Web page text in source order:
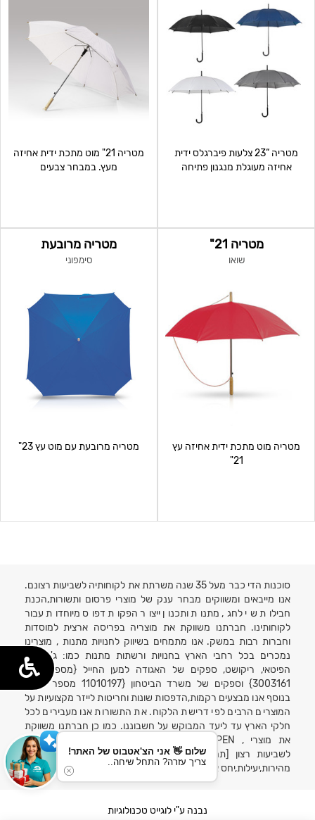
מטריה “23 צלעות פיברגלס ידית
אחיזה מעוגלת מנגנון פתיחה
מטריה 21" מוט מתכת ידית אחיזה
מעץ. במבחר צבעים
מטריה 21"
שואו
מטריה מוט מתכת ידית אחיזה עץ
21"
מטריה מרובעת
סימפוני
מטריה מרובעת עם מוט עץ 23"
סוכנות הדי כבר מעל 35 שנה משרתת את לקוחותיה לשביעות רצונם.
אנו מייבאים ומשווקים מבחר ענק של מוצרי פרסום ותשורות,הכנת
חבילות שי לחג, מתנות ותכנון ייצור הפקות דפוס מיוחדות עבור
לקוחותינו. חברתנו משווקת את מוצריה בפריסה ארצית למוסדות
וחברות רבות במשק. אנו מתמחים בשיווק לחנויות מתנות , מוצרינו
נמכרים בכל רחבי הארץ בחנויות ורשתות מתנות כמו: ג'נטלמן,
הפיטאי, ריקושט, ספקים של האגודה למען החייל {מספר ספק
3003161} וספקים של משרד הביטחון {11010197 מספר ספק}
בנוסף אנו מבצעים רקמות,הדפסות שונות וחריטות לייזר מקצועיות על
המוצרים הרבים לפי דרישת הלקוח. את התשורות אנו מעבירים לכל
חלקי הארץ עד ליעד המבוקש על חשבוננו. כמו כן חברתנו משווקת
את מוצרי , MARCO VITALY,POLO, X-PEN בישראל. אחריות
לשביעות רצון [תמורה מפתיעה לטובה תמורת הסכום ששולם}
מהירות,יעילות,יחס אישי,אמינות ומקצועי באחריות!!!
נבנה ע"י לוגייט טכנולוגיות
שלום 👋 אני הצ'אטבוט של האתר!
צריך עזרה? התחל שיחה..